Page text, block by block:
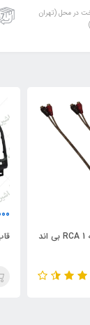
در محل (تهران
کابل تبدیل 2 به 1 RCA بی اند